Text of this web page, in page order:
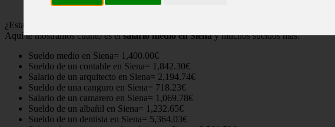
¿Estas pensando en
Aquí te mostramos cuanto es elsalario medio en Sienay muchos sueldos más:
Sueldo medio en Siena= 1,400.00€
Sueldo de un contable en Siena= 1,842.30€
Salario de un arquitecto en Siena= 2,194.74€
Sueldo de una canguro en Siena= 718.23€
Salario de un camarero en Siena= 1,069.78€
Sueldo de un albañil en Siena= 1,232.65€
Sueldo de un dentista en Siena= 5,364.03€